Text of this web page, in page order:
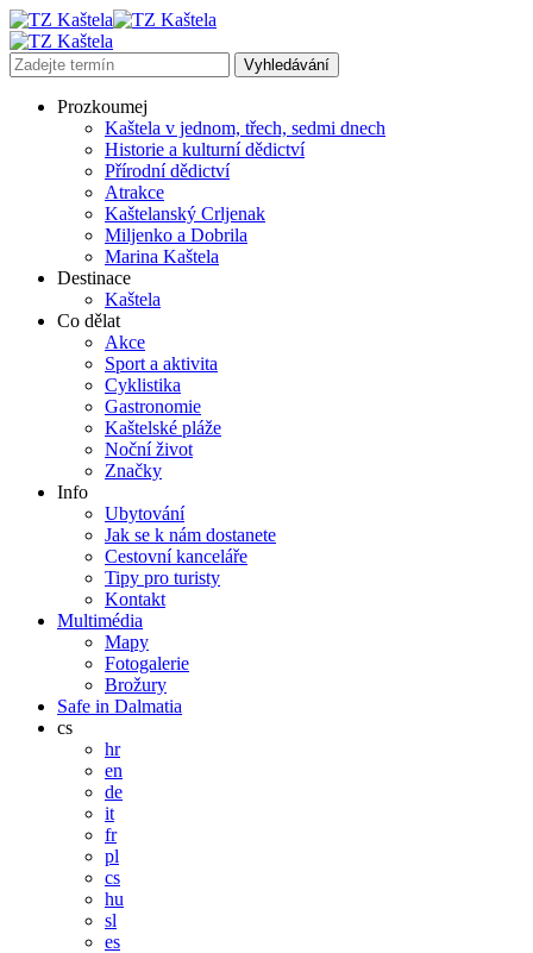
Prozkoumej
Kaštela v jednom, třech, sedmi dnech
Historie a kulturní dědictví
Přírodní dědictví
Atrakce
Kaštelanský Crljenak
Miljenko a Dobrila
Marina Kaštela
Destinace
Kaštela
Co dělat
Akce
Sport a aktivita
Cyklistika
Gastronomie
Kaštelské pláže
Noční život
Značky
Info
Ubytování
Jak se k nám dostanete
Cestovní kanceláře
Tipy pro turisty
Kontakt
Multimédia
Mapy
Fotogalerie
Brožury
Safe in Dalmatia
cs
hr
en
de
it
fr
pl
cs
hu
sl
es